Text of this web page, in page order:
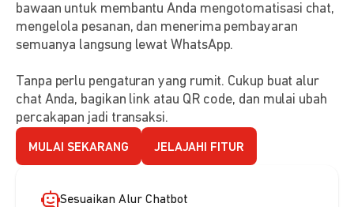
bawaan untuk membantu Anda mengotomatisasi chat,
mengelola pesanan, dan menerima pembayaran
semuanya langsung lewat WhatsApp.
Tanpa perlu pengaturan yang rumit. Cukup buat alur
chat Anda, bagikan link atau QR code, dan mulai ubah
percakapan jadi transaksi.
MULAI SEKARANG JELAJAHI FITUR
Sesuaikan Alur Chatbot